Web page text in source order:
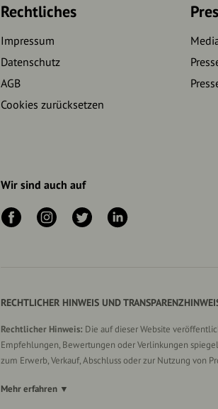
Rechtliches
Impressum
Datenschutz
AGB
Cookies zurücksetzen
Wir sind auch auf
RECHTLICHER HINWEIS UND
Rechtlicher Hinweis: Die auf dieser Website
Empfehlungen, Bewertungen oder Verlinkungen
zum Erwerb, Verkauf, Abschluss oder zur Nutzung von
Mehr erfahren ▼